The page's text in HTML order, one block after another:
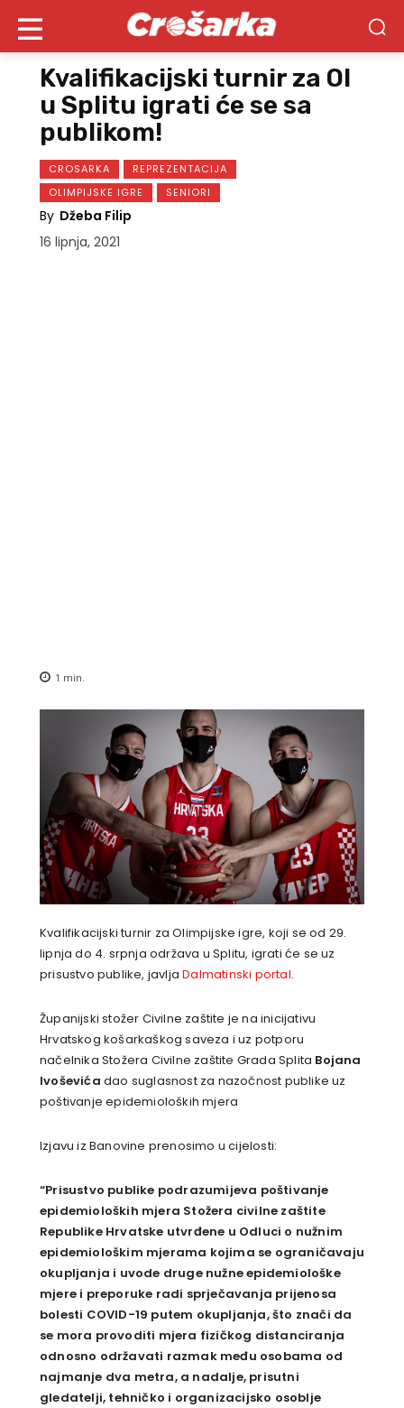
Kvalifikacijski turnir za OI
u Splitu igrati će se sa
publikom!
CROSARKA
REPREZENTACIJA
OLIMPIJSKE IGRE
SENIORI
By Džeba Filip
16 lipnja, 2021
1 min.
Kvalifikacijski turnir za Olimpijske igre, koji se od 29.
lipnja do 4. srpnja održava u Splitu, igrati će se uz
prisustvo publike, javljaDalmatinski portal.
Županijski stožer Civilne zaštite je na inicijativu
Hrvatskog košarkaškog saveza i uz potporu
načelnika Stožera Civilne zaštite Grada Splita Bojana
Ivoševića dao suglasnost za nazočnost publike uz
poštivanje epidemioloških mjera
Izjavu iz Banovine prenosimo u cijelosti:
“Prisustvo publike podrazumijeva poštivanje
epidemioloških mjera Stožera civilne zaštite
Republike Hrvatske utvrđene u Odluci o nužnim
epidemiološkim mjerama kojima se ograničavaju
okupljanja i uvode druge nužne epidemiološke
mjere i preporuke radi sprječavanja prijenosa
bolesti COVID-19 putem okupljanja, što znači da
se mora provoditi mjera fizičkog distanciranja
odnosno održavati razmak među osobama od
najmanje dva metra, a nadalje, prisutni
gledatelji, tehničko i organizacijsko osoblje